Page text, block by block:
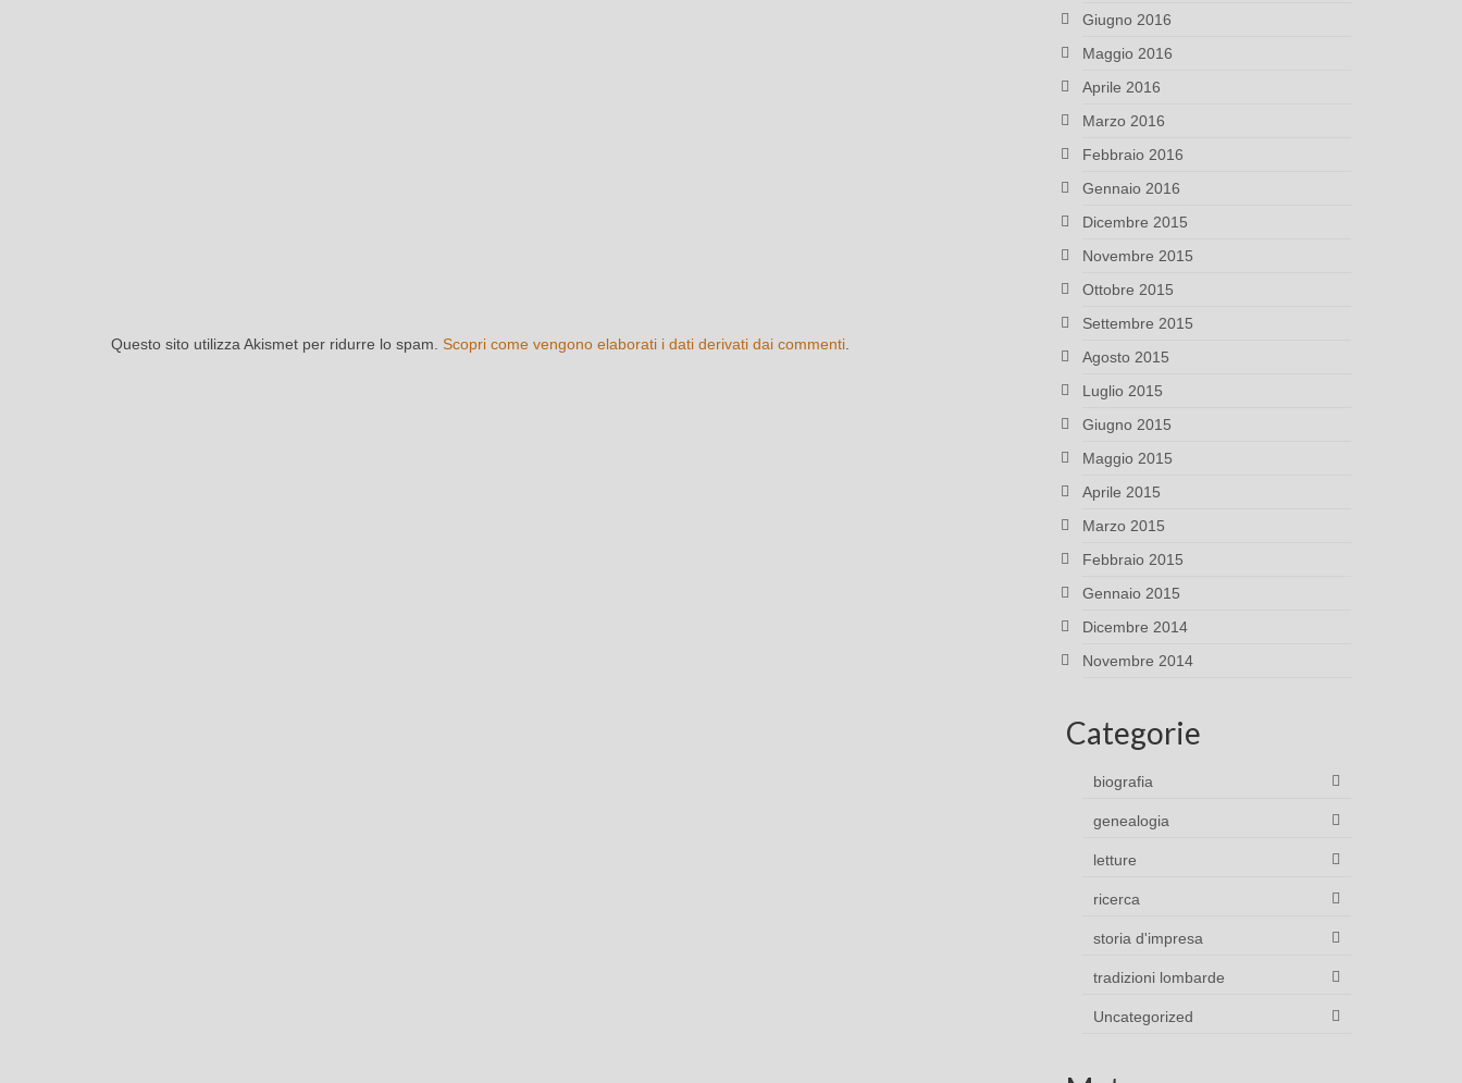
Questo sito utilizza Akismet per ridurre lo spam. Scopri come vengono elaborati i dati derivati dai commenti
Giugno 2016
Maggio 2016
Aprile 2016
Marzo 2016
Febbraio 2016
Gennaio 2016
Dicembre 2015
Novembre 2015
Ottobre 2015
Settembre 2015
Agosto 2015
Luglio 2015
Giugno 2015
Maggio 2015
Aprile 2015
Marzo 2015
Febbraio 2015
Gennaio 2015
Dicembre 2014
Novembre 2014
Categorie
biografia
genealogia
letture
ricerca
storia d'impresa
tradizioni lombarde
Uncategorized